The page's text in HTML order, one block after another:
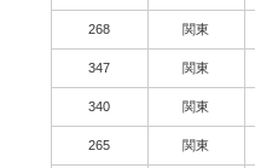
268 関東
347 関東
340 関東
265 関東